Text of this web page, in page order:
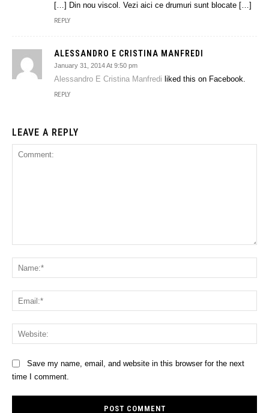
[…] Din nou viscol. Vezi aici ce drumuri sunt blocate […]
REPLY
ALESSANDRO E CRISTINA MANFREDI
January 31, 2014 At 9:50 pm
Alessandro E Cristina Manfredi liked this on Facebook.
REPLY
LEAVE A REPLY
Save my name, email, and website in this browser for the next
time I comment.